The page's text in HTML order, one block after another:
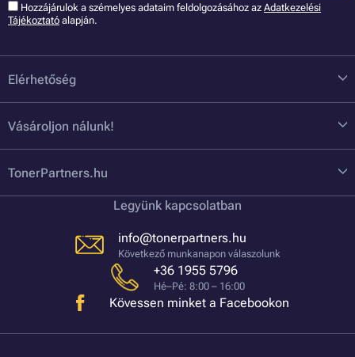
Hozzájárulok a szémelyes adataim feldolgozásához az Adatkezelési
Tájékoztató alapján.
Elérhetőség
Vásároljon nálunk!
TonerPartners.hu
Legyünk kapcsolatban
info@tonerpartners.hu
Következő munkanapon válaszolunk
+36 1955 5796
Hé–Pé: 8:00 – 16:00
Kövessen minket a Facebookon